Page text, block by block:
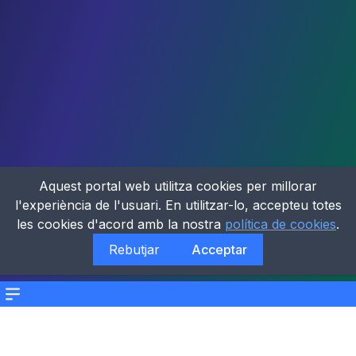
Menu
Aquest portal web utilitza cookies per millorar
l'experiència de l'usuari. En utilitzar-lo, accepteu totes
les cookies d'acord amb la nostra política de cookies.
Rebutjar
Acceptar